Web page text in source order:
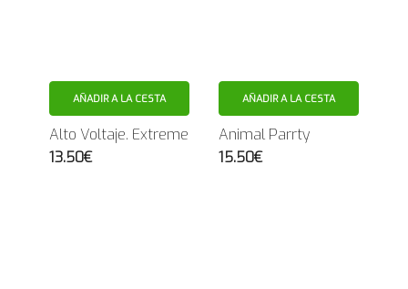
AÑADIR A LA CESTA
Alto Voltaje. Extreme
13.50€
AÑADIR A LA CESTA
Animal Parrty
15.50€